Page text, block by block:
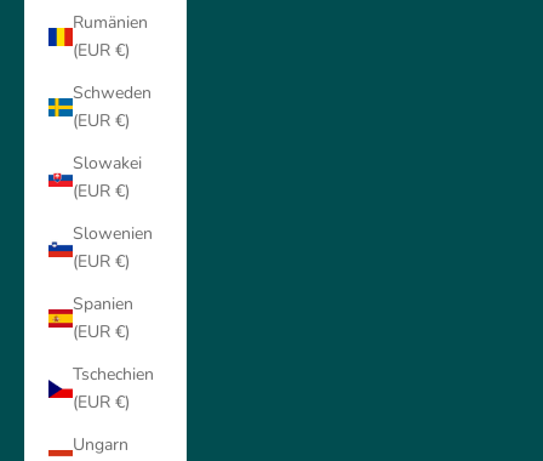
Rumänien
(EUR €)
Schweden
(EUR €)
Slowakei
(EUR €)
Slowenien
(EUR €)
Spanien
(EUR €)
Tschechien
(EUR €)
Ungarn